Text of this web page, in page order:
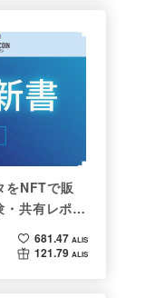
をNFTで販
共有レポー
681.47 ALIS
121.79 ALIS